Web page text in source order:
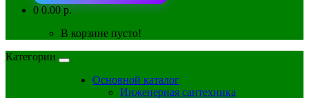
00.00 р.
В корзине пусто!
Категории
Основной каталог
Инженерная сантехника